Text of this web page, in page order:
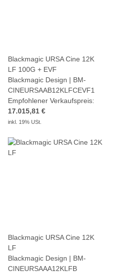
Blackmagic URSA Cine 12K
LF 100G + EVF
Blackmagic Design | BM-
CINEURSAAB12KLFCEVF1
Empfohlener Verkaufspreis:
17.015,81 €
inkl. 19% USt.
Blackmagic URSA Cine 12K
LF
Blackmagic Design | BM-
CINEURSAAA12KLFB